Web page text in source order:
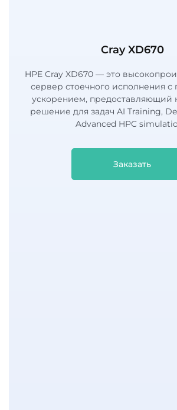
Cray XD670
HPE Cray XD670 — это
сервер стоечного исполнения с
ускорением, предоставляющий
решение для задач AI Training,
Advanced HPC
Заказать